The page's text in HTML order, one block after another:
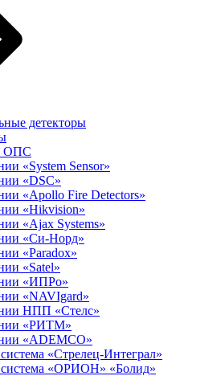
детекторы
ОПС
«System Sensor»
«DSC»
«Apollo Fire Detectors»
«Hikvision»
«Ajax Systems»
«Си-Норд»
«Paradox»
«Satel»
«ИПРо»
«NAVIgard»
НПП «Стелс»
«РИТМ»
«ADEMCO»
«Стрелец-Интеграл»
система «ОРИОН» «Болид»